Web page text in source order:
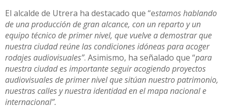
El alcalde de Utrera ha destacado que “estamos hablando
de una producción de gran alcance, con un reparto y un
equipo técnico de primer nivel, que vuelve a demostrar que
nuestra ciudad reúne las condiciones idóneas para acoger
rodajes audiovisuales”. Asimismo, ha señalado que “para
nuestra ciudad es importante seguir acogiendo proyectos
audiovisuales de primer nivel que sitúan nuestro patrimonio,
nuestras calles y nuestra identidad en el mapa nacional e
internacional”.